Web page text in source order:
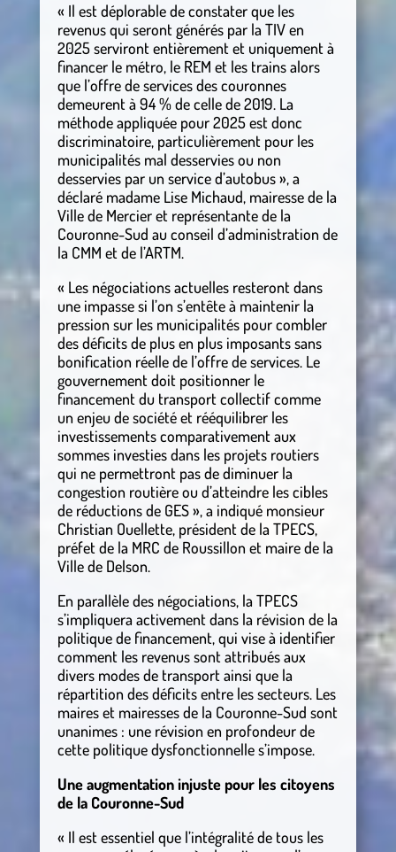
« Il est déplorable de constater que les
revenus qui seront générés par la TIV en
2025 serviront entièrement et uniquement à
financer le métro, le REM et les trains alors
que l’offre de services des couronnes
demeurent à 94 % de celle de 2019. La
méthode appliquée pour 2025 est donc
discriminatoire, particulièrement pour les
municipalités mal desservies ou non
desservies par un service d’autobus », a
déclaré madame Lise Michaud, mairesse de la
Ville de Mercier et représentante de la
Couronne-Sud au conseil d’administration de
la CMM et de l’ARTM.
« Les négociations actuelles resteront dans
une impasse si l’on s’entête à maintenir la
pression sur les municipalités pour combler
des déficits de plus en plus imposants sans
bonification réelle de l’offre de services. Le
gouvernement doit positionner le
financement du transport collectif comme
un enjeu de société et rééquilibrer les
investissements comparativement aux
sommes investies dans les projets routiers
qui ne permettront pas de diminuer la
congestion routière ou d’atteindre les cibles
de réductions de GES », a indiqué monsieur
Christian Ouellette, président de la TPECS,
préfet de la MRC de Roussillon et maire de la
Ville de Delson.
En parallèle des négociations, la TPECS
s’impliquera activement dans la révision de la
politique de financement, qui vise à identifier
comment les revenus sont attribués aux
divers modes de transport ainsi que la
répartition des déficits entre les secteurs. Les
maires et mairesses de la Couronne-Sud sont
unanimes : une révision en profondeur de
cette politique dysfonctionnelle s’impose.
Une augmentation injuste pour les citoyens
de la Couronne-Sud
« Il est essentiel que l’intégralité de tous les